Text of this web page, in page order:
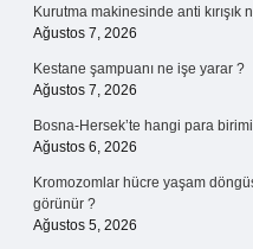
Kurutma makinesinde anti kırışık
Ağustos 7, 2026
Kestane şampuanı ne işe yarar ?
Ağustos 7, 2026
Bosna-Hersek’te hangi para birimi
Ağustos 6, 2026
Kromozomlar hücre yaşam
görünür ?
Ağustos 5, 2026